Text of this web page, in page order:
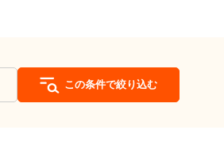
この条件で絞り込む